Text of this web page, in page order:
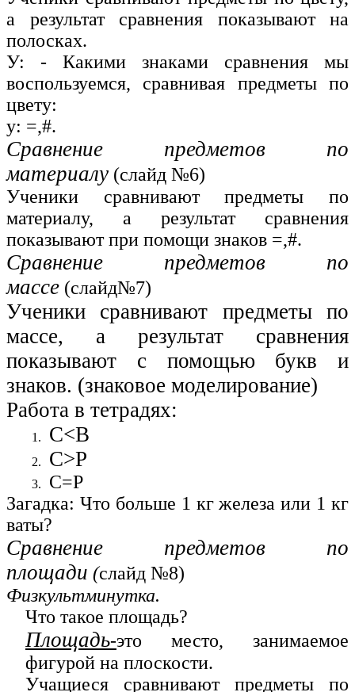
а результат сравнения показывают на
полосках.
У: - Какими знаками сравнения мы
воспользуемся, сравнивая предметы по
цвету:
у: =,#.
Сравнение предметов по
материалу (слайд №6)
Ученики сравнивают предметы по
материалу, а результат сравнения
показывают при помощи знаков =,#.
Сравнение предметов по
массе (слайд№7)
Ученики сравнивают предметы по
массе, а результат сравнения
показывают с помощью букв и
знаков. (знаковое моделирование)
Работа в тетрадях:
С<В
С>Р
С=Р
Загадка: Что больше 1 кг железа или 1 кг
ваты?
Сравнение предметов по
площади (слайд №8)
Физкультминутка.
Что такое площадь?
Площадь-это место, занимаемое
фигурой на плоскости.
Учащиеся сравнивают предметы по